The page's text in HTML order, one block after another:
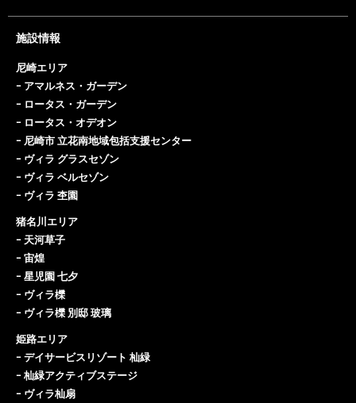
施設情報
尼崎エリア
ｰ アマルネス・ガーデン
ｰ ロータス・ガーデン
ｰ ロータス・オデオン
ｰ 尼崎市 立花南地域包括支援センター
ｰ ヴィラ グラスセゾン
ｰ ヴィラ ベルセゾン
ｰ ヴィラ 杢園
猪名川エリア
ｰ 天河草子
ｰ 宙煌
ｰ 星児園 七夕
ｰ ヴィラ櫟
ｰ ヴィラ櫟 別邸 玻璃
姫路エリア
ｰ デイサービスリゾート 杣緑
ｰ 杣緑アクティブステージ
ｰ ヴィラ杣扇